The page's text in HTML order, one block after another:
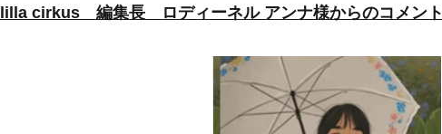
lilla cirkus 編集長 ロディーネル アンナ様からのコメント